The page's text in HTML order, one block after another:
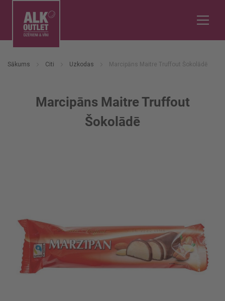
Sākums Citi Uzkodas Marcipāns Maitre Truffout Šokolādē
Marcipāns Maitre Truffout
Šokolādē